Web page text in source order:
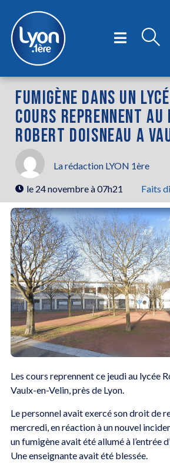
FUMIGÈNE DANS UN
COURS REPRENNENT AU
ROBERT DOISNEAU A
La rédaction LYON 1ère
le 24 novembre à 07h21 Faits
Les cours reprennent ce jeudi au lycée
Vaulx-en-Velin, près de Lyon.
Le personnel avait exercé son droit de
mercredi, en réaction à un nouvel
un fumigène avait été allumé à l’entrée
Une enseignante avait été blessée.